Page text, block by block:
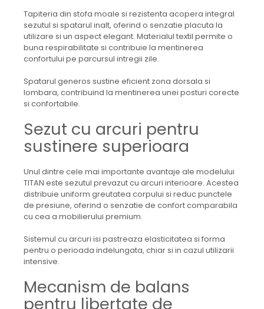
Tapiteria din stofa moale si rezistenta acopera integral
sezutul si spatarul inalt, oferind o senzatie placuta la
utilizare si un aspect elegant. Materialul textil permite o
buna respirabilitate si contribuie la mentinerea
confortului pe parcursul intregii zile.
Spatarul generos sustine eficient zona dorsala si
lombara, contribuind la mentinerea unei posturi corecte
si confortabile.
Sezut cu arcuri pentru
sustinere superioara
Unul dintre cele mai importante avantaje ale modelului
TITAN este sezutul prevazut cu arcuri interioare. Acestea
distribuie uniform greutatea corpului si reduc punctele
de presiune, oferind o senzatie de confort comparabila
cu cea a mobilierului premium.
Sistemul cu arcuri isi pastreaza elasticitatea si forma
pentru o perioada indelungata, chiar si in cazul utilizarii
intensive.
Mecanism de balans
pentru libertate de